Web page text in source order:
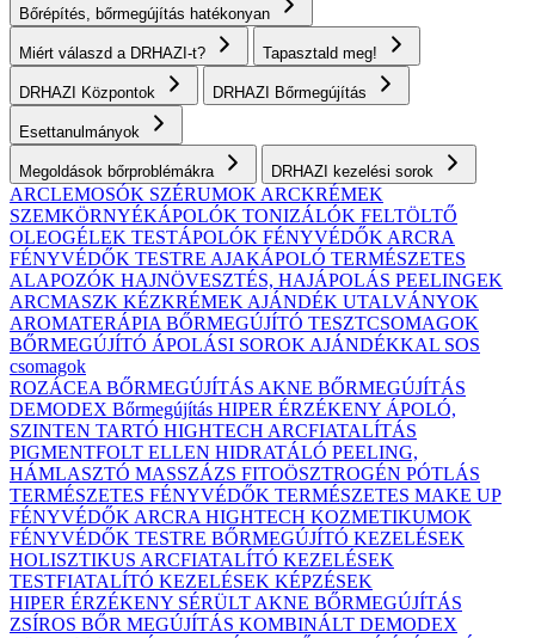
Bőrépítés, bőrmegújítás hatékonyan
Miért válaszd a DRHAZI-t? Tapasztald meg!
DRHAZI Központok DRHAZI Bőrmegújítás
Esettanulmányok
Megoldások bőrproblémákra DRHAZI kezelési sorok
ARCLEMOSÓK SZÉRUMOK ARCKRÉMEK
SZEMKÖRNYÉKÁPOLÓK TONIZÁLÓK FELTÖLTŐ
OLEOGÉLEK TESTÁPOLÓK FÉNYVÉDŐK ARCRA
FÉNYVÉDŐK TESTRE AJAKÁPOLÓ TERMÉSZETES
ALAPOZÓK HAJNÖVESZTÉS, HAJÁPOLÁS PEELINGEK
ARCMASZK KÉZKRÉMEK AJÁNDÉK UTALVÁNYOK
AROMATERÁPIA BŐRMEGÚJÍTÓ TESZTCSOMAGOK
BŐRMEGÚJÍTÓ ÁPOLÁSI SOROK AJÁNDÉKKAL SOS
csomagok
ROZÁCEA BŐRMEGÚJÍTÁS AKNE BŐRMEGÚJÍTÁS
DEMODEX Bőrmegújítás HIPER ÉRZÉKENY ÁPOLÓ,
SZINTEN TARTÓ HIGHTECH ARCFIATALÍTÁS
PIGMENTFOLT ELLEN HIDRATÁLÓ PEELING,
HÁMLASZTÓ MASSZÁZS FITOÖSZTROGÉN PÓTLÁS
TERMÉSZETES FÉNYVÉDŐK TERMÉSZETES MAKE UP
FÉNYVÉDŐK ARCRA HIGHTECH KOZMETIKUMOK
FÉNYVÉDŐK TESTRE BŐRMEGÚJÍTÓ KEZELÉSEK
HOLISZTIKUS ARCFIATALÍTÓ KEZELÉSEK
TESTFIATALÍTÓ KEZELÉSEK KÉPZÉSEK
HIPER ÉRZÉKENY SÉRÜLT AKNE BŐRMEGÚJÍTÁS
ZSÍROS BŐR MEGÚJÍTÁS KOMBINÁLT DEMODEX